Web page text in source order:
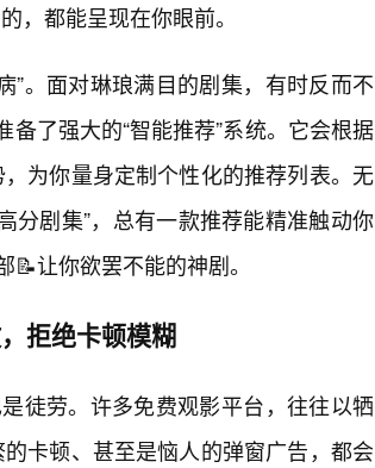
，都能呈现在你眼前。
”。面对琳琅满目的剧集，有时反而不
了强大的“智能推荐”系统。它会根据
为你量身定制个性化的推荐列表。无
分剧集”，总有一款推荐能精准触动你
让你欲罢不能的神剧。
拒绝卡顿模糊
徒劳。许多免费观影平台，往往以牺
卡顿、甚至是恼人的弹窗广告，都会